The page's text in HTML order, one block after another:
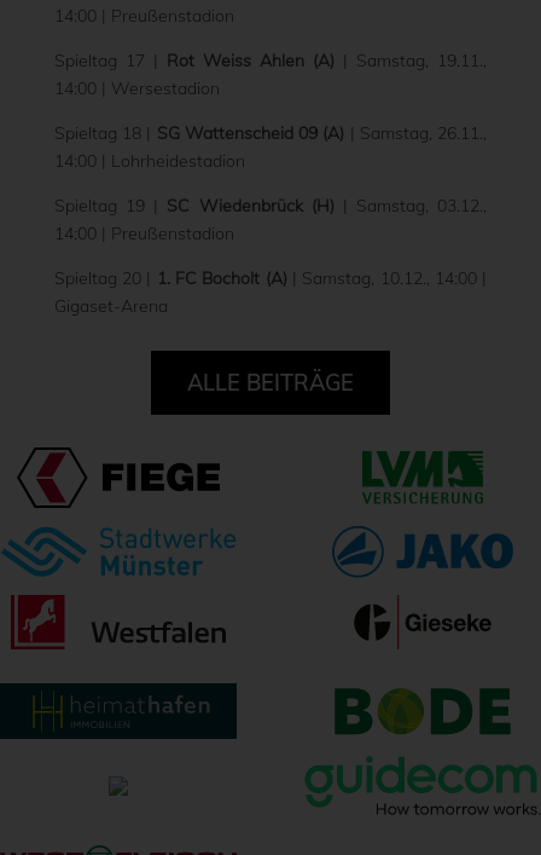
14:00 | Preußenstadion
Spieltag 17 | Rot Weiss Ahlen (A) | Samstag, 19.11.,
14:00 | Wersestadion
Spieltag 18 | SG Wattenscheid 09 (A) | Samstag, 26.11.,
14:00 | Lohrheidestadion
Spieltag 19 | SC Wiedenbrück (H) | Samstag, 03.12.,
14:00 | Preußenstadion
Spieltag 20 | 1. FC Bocholt (A) | Samstag, 10.12., 14:00 |
Gigaset-Arena
ALLE BEITRÄGE